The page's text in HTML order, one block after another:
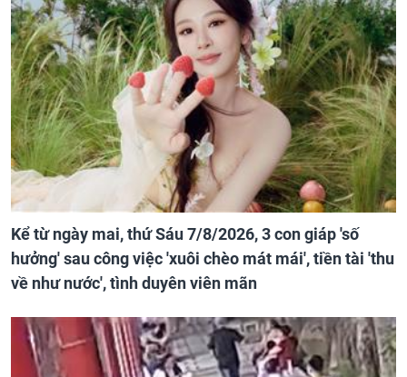
Kể từ ngày mai, thứ Sáu 7/8/2026, 3 con giáp 'số
hưởng' sau công việc 'xuôi chèo mát mái', tiền tài 'thu
về như nước', tình duyên viên mãn